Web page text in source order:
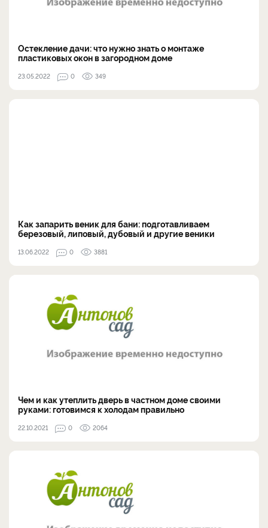
Остекление дачи: что нужно знать о монтаже
пластиковых окон в загородном доме
23.05.2022 0 349
Как запарить веник для бани: подготавливаем
березовый, липовый, дубовый и другие веники
13.06.2022 0 3881
Чем и как утеплить дверь в частном доме своими
руками: готовимся к холодам правильно
22.10.2021 0 2064